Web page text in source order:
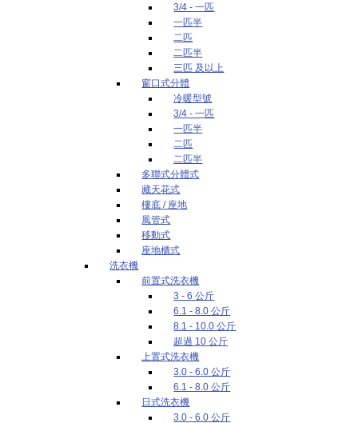
3/4 - 一匹
一匹半
二匹
二匹半
三匹 及以上
窗口式分體
冷暖型號
3/4 - 一匹
一匹半
二匹
二匹半
多聯式分體式
藏天花式
樓底 / 座地
風管式
移動式
座地櫃式
洗衣機
前置式洗衣機
3 - 6 公斤
6.1 - 8.0 公斤
8.1 - 10.0 公斤
超過 10 公斤
上置式洗衣機
3.0 - 6.0 公斤
6.1 - 8.0 公斤
日式洗衣機
3.0 - 6.0 公斤